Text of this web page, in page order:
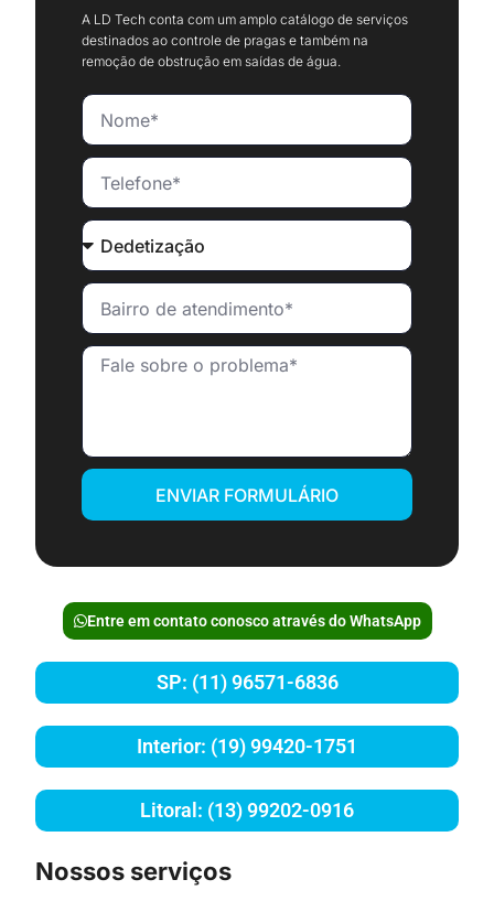
A LD Tech conta com um amplo catálogo de serviços
destinados ao controle de pragas e também na
remoção de obstrução em saídas de água.
ENVIAR FORMULÁRIO
Entre em contato conosco através do WhatsApp
SP: (11) 96571-6836
Interior: (19) 99420-1751
Litoral: (13) 99202-0916
Nossos serviços